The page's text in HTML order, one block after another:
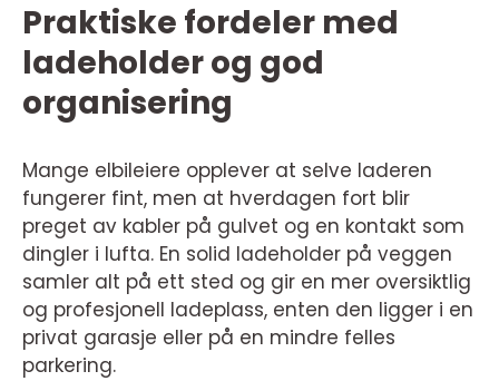
Praktiske fordeler med
ladeholder og god
organisering
Mange elbileiere opplever at selve laderen
fungerer fint, men at hverdagen fort blir
preget av kabler på gulvet og en kontakt som
dingler i lufta. En solid ladeholder på veggen
samler alt på ett sted og gir en mer oversiktlig
og profesjonell ladeplass, enten den ligger i en
privat garasje eller på en mindre felles
parkering.